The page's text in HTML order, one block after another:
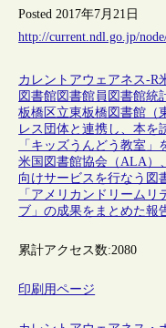
Posted 2017年7月21日
http://current.ndl.go.jp/
カレントアウェアネス-R
図書館図書館員 図書館統
板橋区立東板橋図書館（
レス団体と連携し、本を
「キッズうんどう教室」
米国図書館協会（ALA）
向けサービスを行なう図
「アメリカンドリームリ
ブ」の成果をまとめた報
累計アクセス数:2080
印刷用ページ